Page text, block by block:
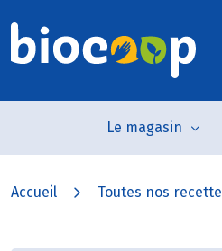
Le magasin
Accueil Toutes nos